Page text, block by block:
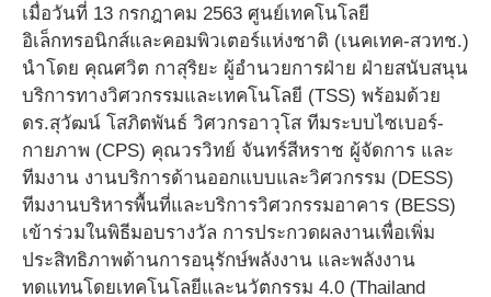
เมื่อวันที่ 13 กรกฎาคม 2563 ศูนย์เทคโนโลยี
อิเล็กทรอนิกส์และคอมพิวเตอร์แห่งชาติ (เนคเทค-สวทช.)
นำโดย คุณศวิต กาสุริยะ ผู้อำนวยการฝ่าย ฝ่ายสนับสนุน
บริการทางวิศวกรรมและเทคโนโลยี (TSS) พร้อมด้วย
ดร.สุวัฒน์ โสภิตพันธ์ วิศวกรอาวุโส ทีมระบบไซเบอร์-
กายภาพ (CPS) คุณวรวิทย์ จันทร์สีหราช ผู้จัดการ และ
ทีมงาน งานบริการด้านออกแบบและวิศวกรรม (DESS)
ทีมงานบริหารพื้นที่และบริการวิศวกรรมอาคาร (BESS)
เข้าร่วมในพิธีมอบรางวัล การประกวดผลงานเพื่อเพิ่ม
ประสิทธิภาพด้านการอนุรักษ์พลังงาน และพลังงาน
ทดแทนโดยเทคโนโลยีและนวัตกรรม 4.0 (Thailand